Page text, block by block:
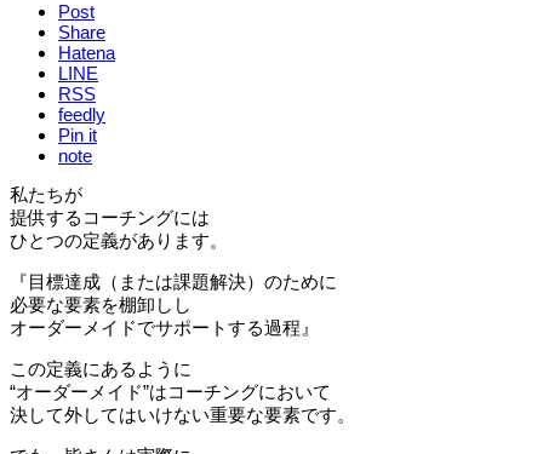
Post
Share
Hatena
LINE
RSS
feedly
Pin it
note
私たちが
提供するコーチングには
ひとつの定義があります。
『目標達成（または課題解決）のために
必要な要素を棚卸しし
オーダーメイドでサポートする過程』
この定義にあるように
“オーダーメイド”はコーチングにおいて
決して外してはいけない重要な要素です。